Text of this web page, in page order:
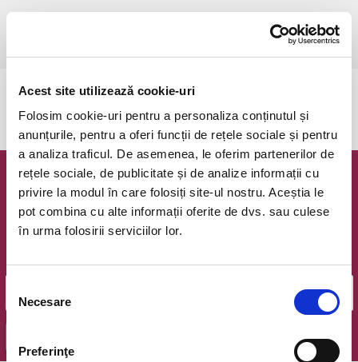
Acest site utilizează cookie-uri
Folosim cookie-uri pentru a personaliza conținutul și
anunțurile, pentru a oferi funcții de rețele sociale și pentru
a analiza traficul. De asemenea, le oferim partenerilor de
rețele sociale, de publicitate și de analize informații cu
privire la modul în care folosiți site-ul nostru. Aceștia le
pot combina cu alte informații oferite de dvs. sau culese
în urma folosirii serviciilor lor.
consimțământului
Necesare
Preferinţe
vezi pe harta
Evenimentul a expirat.
Newsletter @ Bilete.ro
Oferte exclusive si o editie saptamanala cu cele mai noi
evenimente.